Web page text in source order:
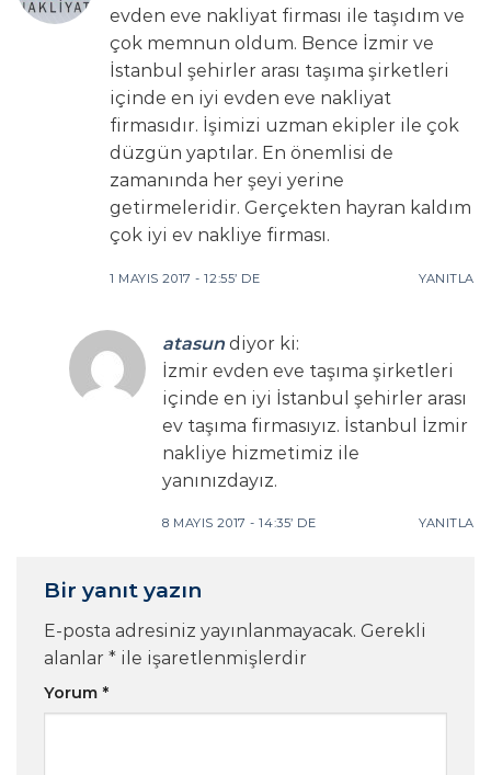
evden eve nakliyat firması ile taşıdım ve
çok memnun oldum. Bence İzmir ve
İstanbul şehirler arası taşıma şirketleri
içinde en iyi evden eve nakliyat
firmasıdır. İşimizi uzman ekipler ile çok
düzgün yaptılar. En önemlisi de
zamanında her şeyi yerine
getirmeleridir. Gerçekten hayran kaldım
çok iyi ev nakliye firması.
1 MAYIS 2017 - 12:55’ DE YANITLA
atasun diyor ki:
İzmir evden eve taşıma şirketleri
içinde en iyi İstanbul şehirler arası
ev taşıma firmasıyız. İstanbul İzmir
nakliye hizmetimiz ile
yanınızdayız.
8 MAYIS 2017 - 14:35’ DE YANITLA
Bir yanıt yazın
E-posta adresiniz yayınlanmayacak. Gerekli
alanlar * ile işaretlenmişlerdir
Yorum *